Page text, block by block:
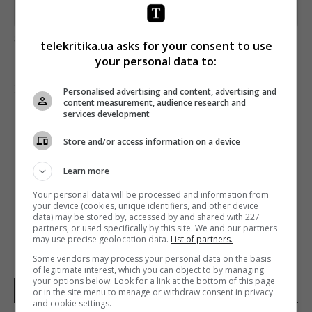
Предоставлено SendPulse
загрузка...
Предыдущий пост
«АТЛАНТИДА»: ПУТЬ ЛЕНТЫ ОТ ПОБЕДЫ В
ВЕНЕЦИИ ДО ПОДАЧИ НА «ОСКАР»
Следующий пост
КАНАЛ «УКРАИНА» ПОКАЖЕТ ПРЕМЬЕРУ
НОВОСТИ УКРАИНЫ
telekritika.ua asks for your consent to use
your personal data to:
Personalised advertising and content, advertising and
content measurement, audience research and
services development
Store and/or access information on a device
Learn more
Your personal data will be processed and information from
your device (cookies, unique identifiers, and other device
data) may be stored by, accessed by and shared with 227
partners, or used specifically by this site. We and our partners
may use precise geolocation data. List of partners.
Some vendors may process your personal data on the basis
of legitimate interest, which you can object to by managing
your options below. Look for a link at the bottom of this page
or in the site menu to manage or withdraw consent in privacy
and cookie settings.